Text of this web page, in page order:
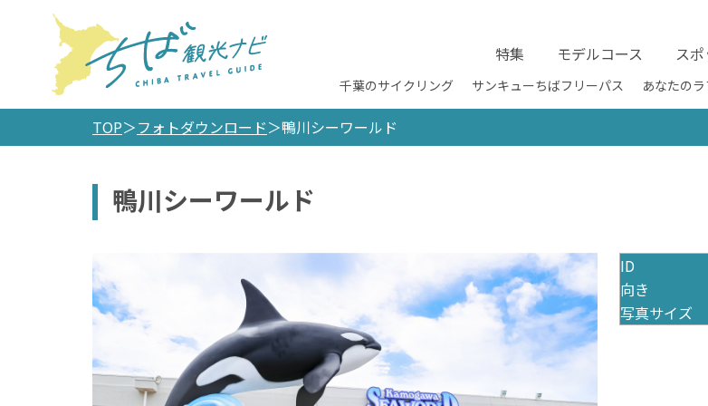
特集 モデルコース ス
千葉のサイクリング サンキューちばフリーパス あなたの
TOP フォトダウンロード 鴨川シーワールド
鴨川シーワールド
ID
向き
写真サイズ